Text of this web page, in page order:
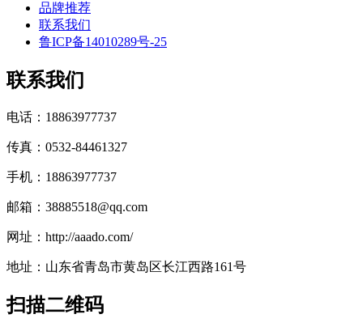
品牌推荐
联系我们
鲁ICP备14010289号-25
联系我们
电话：18863977737
传真：0532-84461327
手机：18863977737
邮箱：38885518@qq.com
网址：http://aaado.com/
地址：山东省青岛市黄岛区长江西路161号
扫描二维码